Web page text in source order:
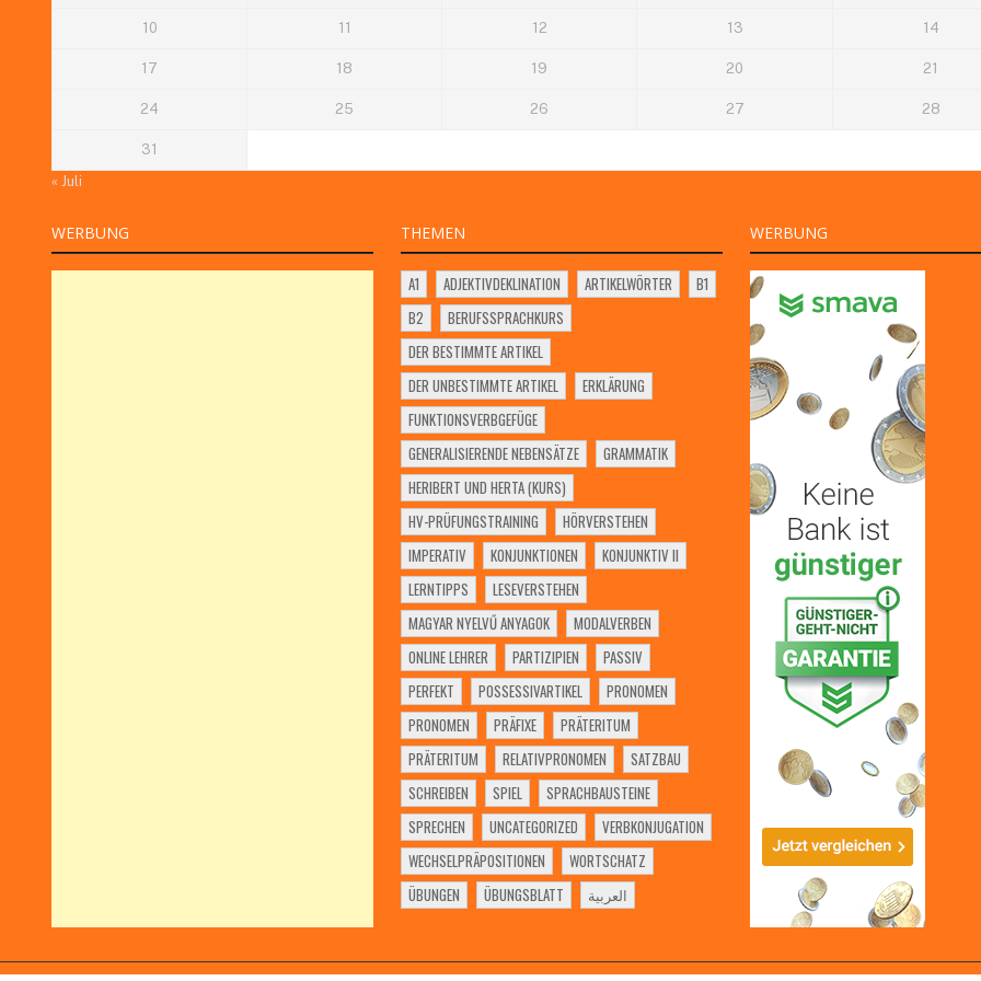
10 11 12 13 14
17 18 19 20 21
24 25 26 27 28
31
« Juli
WERBUNG THEMEN
A1 ADJEKTIVDEKLINATION ARTIKELWÖRTER
B1
B2
BERUFSSPRACHKURS
DER BESTIMMTE ARTIKEL
DER UNBESTIMMTE ARTIKEL
ERKLÄRUNG
FUNKTIONSVERBGEFÜGE
GENERALISIERENDE NEBENSÄTZE
GRAMMATIK
HERIBERT UND HERTA (KURS)
HV-PRÜFUNGSTRAINING
HÖRVERSTEHEN
IMPERATIV
KONJUNKTIONEN
KONJUNKTIV II
LERNTIPPS
LESEVERSTEHEN
MAGYAR NYELVŰ ANYAGOK
MODALVERBEN
ONLINE LEHRER
PARTIZIPIEN
PASSIV
PERFEKT
POSSESSIVARTIKEL
PRONOMEN
PRONOMEN
PRÄFIXE
PRÄTERITUM
PRÄTERITUM
RELATIVPRONOMEN
SATZBAU
SCHREIBEN
SPIEL
SPRACHBAUSTEINE
SPRECHEN
UNCATEGORIZED
VERBKONJUGATION
WECHSELPRÄPOSITIONEN
WORTSCHATZ
ÜBUNGEN
ÜBUNGSBLATT العربية
WERBUNG